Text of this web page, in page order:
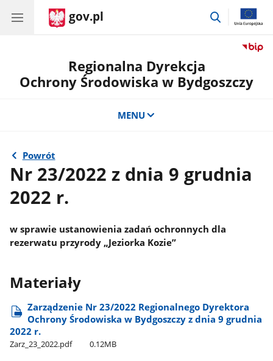
gov.pl
przejdź
Regionalna Dyrekcja
Ochrony Środowiska w Bydgoszczy
MENU
Powrót
Nr 23/2022 z dnia 9 grudnia
2022 r.
w sprawie ustanowienia zadań ochronnych dla
rezerwatu przyrody „Jeziorka Kozie”
Materiały
Zarządzenie Nr 23/2022 Regionalnego Dyrektora
Ochrony Środowiska w Bydgoszczy z dnia 9 grudnia
2022 r.
Zarz​_23​_2022.pdf 0.12MB